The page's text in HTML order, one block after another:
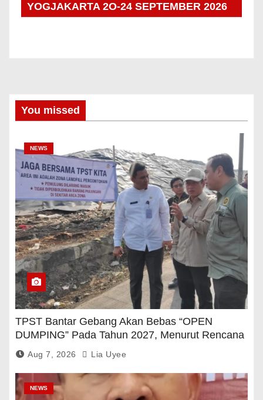
YOGJAKARTA 2O-24 SEPTEMBER 2026
You missed
NEWS
TPST Bantar Gebang Akan Bebas “OPEN
DUMPING” Pada Tahun 2027, Menurut Rencana
Pemerintah
Aug 7, 2026 Lia Uyee
NEWS